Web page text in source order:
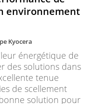
environnement
Kyocera
énergétique de
des solutions dans
tenue
de scellement
solution pour